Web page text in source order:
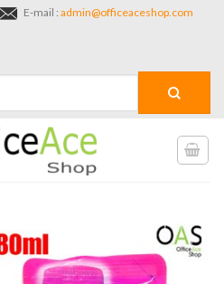
E-mail : admin@officeaceshop.com